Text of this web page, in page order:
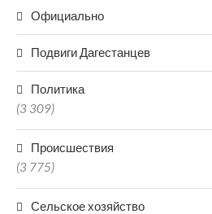
Официально
Подвиги Дагестанцев
Политика
(3 309)
Происшествия
(3 775)
Сельское хозяйство